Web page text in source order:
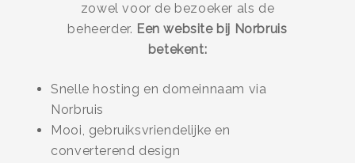
zowel voor de bezoeker als de
beheerder. Een website bij Norbruis
betekent:
Snelle hosting en domeinnaam via
Norbruis
Mooi, gebruiksvriendelijke en
converterend design